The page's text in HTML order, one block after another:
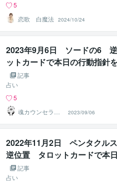
5
恋歌 白魔法 2024/10/24
2023年9月6日 ソードの6
ットカードで本日の行動指針
す。記事
占い
5
魂カウンセラー
✨ あきほ（aki
ho）
2023/09/06
2022年11月2日 ペンタクル
逆位置 タロットカードで本
をお伝えします。
記事
占い